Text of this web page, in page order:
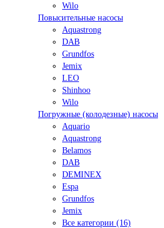
Wilo
Повысительные насосы
Aquastrong
DAB
Grundfos
Jemix
LEO
Shinhoo
Wilo
Погружные (колодезные) насосы
Aquario
Aquastrong
Belamos
DAB
DEMINEX
Espa
Grundfos
Jemix
Все категории (16)